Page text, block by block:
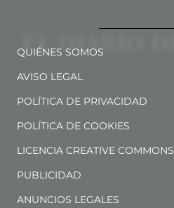
QUIÉNES SOMOS
AVISO LEGAL
POLÍTICA DE PRIVACIDAD
POLÍTICA DE COOKIES
LICENCIA CREATIVE COMMONS
PUBLICIDAD
ANUNCIOS LEGALES